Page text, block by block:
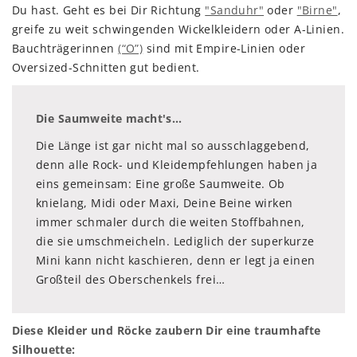
Du hast. Geht es bei Dir Richtung "Sanduhr" oder "Birne",
greife zu weit schwingenden Wickelkleidern oder A-Linien.
Bauchträgerinnen(“O”) sind mit Empire-Linien oder
Oversized-Schnitten gut bedient.
Die Saumweite macht's…
Die Länge ist gar nicht mal so ausschlaggebend,
denn alle Rock- und Kleidempfehlungen haben ja
eins gemeinsam: Eine große Saumweite. Ob
knielang, Midi oder Maxi, Deine Beine wirken
immer schmaler durch die weiten Stoffbahnen,
die sie umschmeicheln. Lediglich der superkurze
Mini kann nicht kaschieren, denn er legt ja einen
Großteil des Oberschenkels frei…
Diese Kleider und Röcke zaubern Dir eine traumhafte
Silhouette: